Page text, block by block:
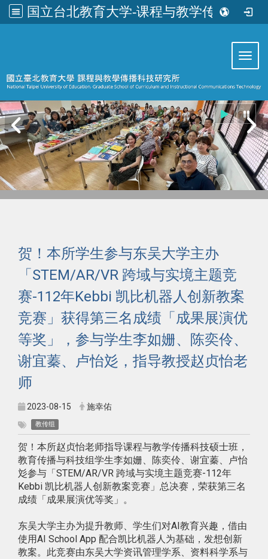
国立台北教育大学-课程与教学传播科技研究所
贺！本所学生参与东吴大学主办
「STEM/AR/VR 跨域与实境主题竞
赛-112年Kebbi 凯比机器人创新教案
竞赛」获得第三名成绩「成果展演优
等奖」，参与学生李如姗、陈奕伶、
谢宜蓁、卢怡彣，指导教授赵贞怡老
师
2023-08-15 施幸佑
教传组
贺！本所赵贞怡老师指导课程与教学传播科技硕士班，
教育传播与科技组学生李如姗、陈奕伶、谢宜蓁、卢怡
彣参与「STEM/AR/VR 跨域与实境主题竞赛-112年
Kebbi 凯比机器人创新教案竞赛」总决赛，荣获第三名
成绩「成果展演优等奖」。
东吴大学主办为提升教师、学生们对AI教育兴趣，借由
使用AI School App 配合凯比机器人为基础，发想创新
教案。此竞赛由东吴大学资讯管理学系、资料科学系与